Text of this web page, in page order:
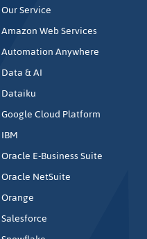
Our Service
Amazon Web Services
Automation Anywhere
Data & AI
Dataiku
Google Cloud Platform
IBM
Oracle E-Business Suite
Oracle NetSuite
Orange
Salesforce